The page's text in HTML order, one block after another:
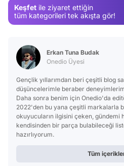
Keşfet ile ziyaret ettiğin
tüm kategorileri tek akışta gör!
Erkan Tuna Budak
Onedio Üyesi
Gençlik yıllarımdan beri çeşitli blog
düşüncelerimle beraber
Daha sonra benim için Onedio'da
2022'den bu yana çeşitli markalarla
okuyucuların ilgisini çeken, gündemi
kendisinden bir parça bulabileceği
hazırlıyorum.
Tüm